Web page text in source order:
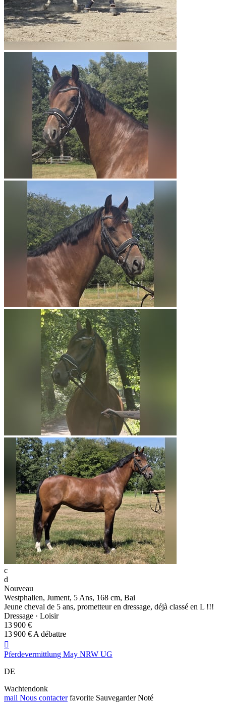
c
d
Nouveau
Westphalien, Jument, 5 Ans, 168 cm, Bai
Jeune cheval de 5 ans, prometteur en dressage, déjà classé en L !!!
Dressage · Loisir
13 900 €
13 900 € A débattre

Pferdevermittlung May NRW UG
DE
Wachtendonk
mail Nous contacter favorite Sauvegarder Noté